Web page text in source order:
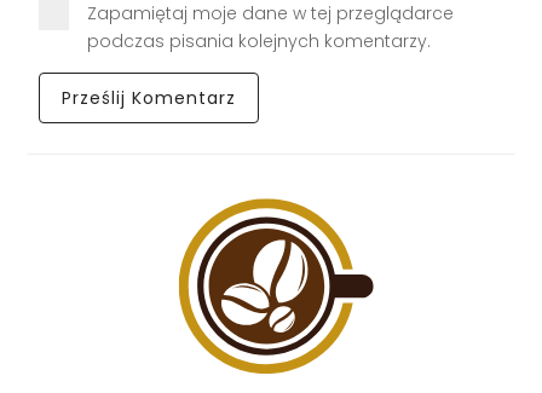
Zapamiętaj moje dane w tej przeglądarce
podczas pisania kolejnych komentarzy.